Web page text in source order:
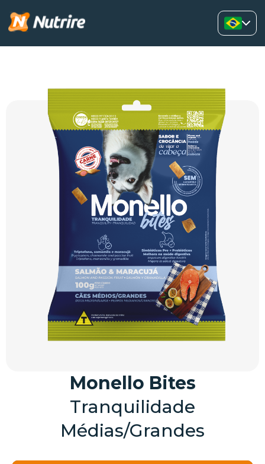
Monello Bites
Tranquilidade
Médias/Grandes